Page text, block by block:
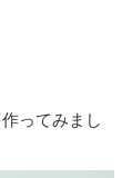
ってみまし